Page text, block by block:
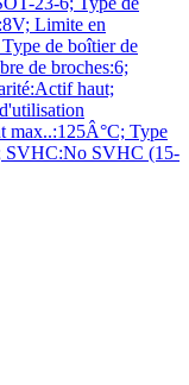
Limite en
de boîtier de
de broches:6;
haut;
max..:125Â°C; Type
SVHC:No SVHC (15-